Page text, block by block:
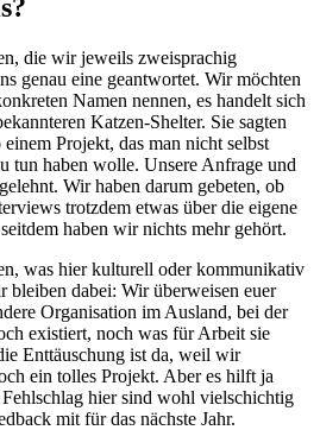
die wir jeweils zweisprachig
genau eine geantwortet. Wir möchten
Namen nennen, es handelt sich
Katzen-Shelter. Sie sagten
Projekt, das man nicht selbst
tun haben wolle. Unsere Anfrage und
Wir haben darum gebeten, ob
trotzdem etwas über die eigene
haben wir nichts mehr gehört.
was hier kulturell oder kommunikativ
bleiben dabei: Wir überweisen euer
Organisation im Ausland, bei der
existiert, noch was für Arbeit sie
Enttäuschung ist da, weil wir
ein tolles Projekt. Aber es hilft ja
hier sind wohl vielschichtig
mit für das nächste Jahr.